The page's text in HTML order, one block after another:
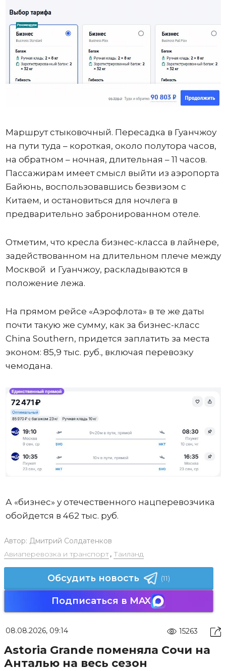
Маршрут стыковочный. Пересадка в Гуанчжоу
на пути туда – короткая, около полутора часов,
на обратном – ночная, длительная – 11 часов.
Пассажирам имеет смысл выйти из аэропорта
Байюнь, воспользовавшись безвизом с
Китаем, и остановиться для ночлега в
предварительно забронированном отеле.
Отметим, что кресла бизнес-класса в лайнере,
задействованном на длительном плече между
Москвой и Гуанчжоу, раскладываются в
положение лежа.
На прямом рейсе «Аэрофлота» в те же даты
почти такую же сумму, как за бизнес-класс
China Southern, придется заплатить за места
эконом: 85,9 тыс. руб., включая перевозку
чемодана.
А «бизнес» у отечественного нацперевозчика
обойдется в 462 тыс. руб.
Автор: Дмитрий Солдатенков
Авиаперевозка и транспорт, Таиланд
Обсудить новость (11)
Подписаться в MAX
08.08.2026, 09:14 15263
Astoria Grande поменяла Сочи на
Анталью на весь сезон